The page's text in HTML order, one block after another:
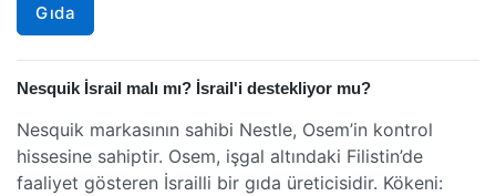
Gıda
Nesquik İsrail malı mı? İsrail'i destekliyor mu?
Nesquik markasının sahibi Nestle, Osem’in kontrol
hissesine sahiptir. Osem, işgal altındaki Filistin’de
faaliyet gösteren İsrailli bir gıda üreticisidir. Kökeni: